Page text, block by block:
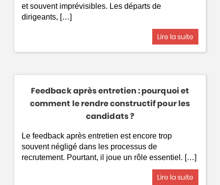
et souvent imprévisibles. Les départs de
dirigeants, […]
Lire la suite
Feedback après entretien : pourquoi et
comment le rendre constructif pour les
candidats ?
Le feedback après entretien est encore trop
souvent négligé dans les processus de
recrutement. Pourtant, il joue un rôle essentiel. […]
Lire la suite